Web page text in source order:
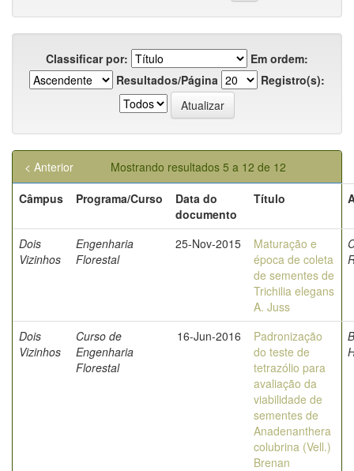
Classificar por:
Em ordem:
Resultados/Página
Registro(s):
Mostrando resultados 5 a 12 de 12
< Anterior
Câmpus
Programa/Curso
Data do
documento
Título
Dois
Vizinhos
Engenharia
Florestal
25-Nov-2015
Maturação e
época de coleta
de sementes de
Trichilia elegans
A. Juss
Dois
Vizinhos
Curso de
Engenharia
Florestal
16-Jun-2016
Padronização
do teste de
tetrazólio para
avaliação da
viabilidade de
sementes de
Anadenanthera
colubrina (Vell.)
Brenan